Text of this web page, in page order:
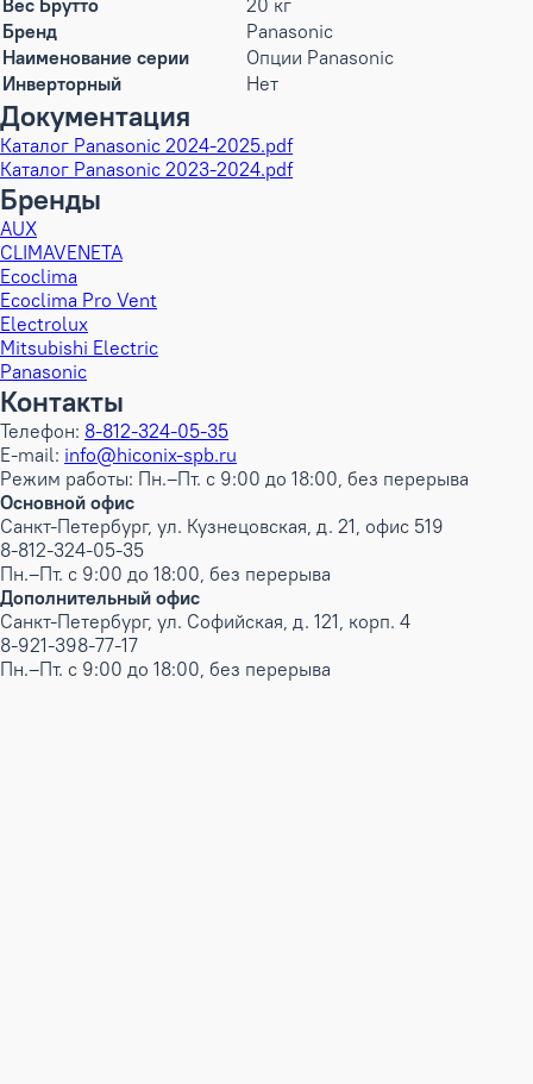
Вес Брутто
20 кг
Бренд
Panasonic
Наименование серии
Опции Panasonic
Инверторный
Нет
Документация
Каталог Panasonic 2024-2025.pdf
Каталог Panasonic 2023-2024.pdf
Бренды
AUX
CLIMAVENETA
Ecoclima
Ecoclima Pro Vent
Electrolux
Mitsubishi Electric
Panasonic
Контакты
Телефон: 8-812-324-05-35
E-mail: info@hiconix-spb.ru
Режим работы: Пн.–Пт. с 9:00 до 18:00, без перерыва
Основной офис
Санкт-Петербург, ул. Кузнецовская, д. 21, офис 519
8-812-324-05-35
Пн.–Пт. с 9:00 до 18:00, без перерыва
Дополнительный офис
Санкт-Петербург, ул. Софийская, д. 121, корп. 4
8-921-398-77-17
Пн.–Пт. с 9:00 до 18:00, без перерыва